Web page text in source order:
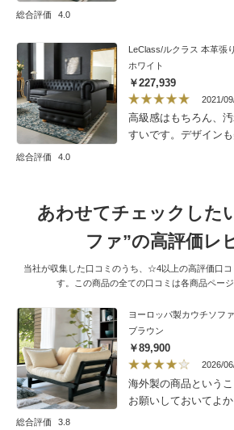
総合評価 4.0
んでしか見つけるこ
ファを選択するつも
絨毯とのデザインの
更。届いた商品を配
スターフィールド調
り、とても気に入っ
が硬めなので永く使
しています。いい買
総合評価 4.0
ホワイト
￥227,939
2021/
高級感はもちろん、
すいです。デザイン
我が家でも圧迫感は
あわせてチェックした
ファ”の高評価レ
当社が収集した口コミのうち、☆4以上の高評価口
す。この商品の全ての口コミは各商品ページ
総合評価 3.8
ブラウン
￥89,900
2026/
海外製の商品という
お願いしておいてよ
ず、驚いたのは、箱